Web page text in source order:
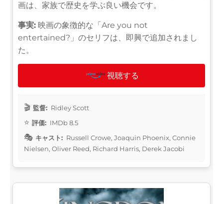
画は、家族で歴史を学ぶ良い機会です。
事実: 映画の象徴的な「Are you not
entertained?」のセリフは、即興で追加されまし
た。
視聴する
監督: Ridley Scott
評価: IMDb 8.5
キャスト: Russell Crowe, Joaquin Phoenix, Connie
Nielsen, Oliver Reed, Richard Harris, Derek Jacobi